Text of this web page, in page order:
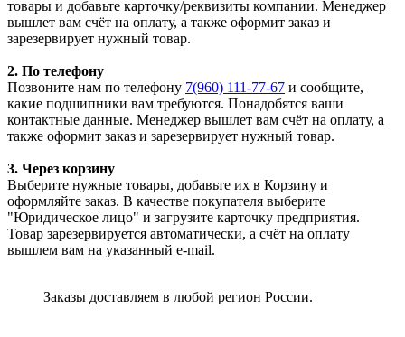
товары и добавьте карточку/реквизиты компании. Менеджер
вышлет вам счёт на оплату, а также оформит заказ и
зарезервирует нужный товар.
2. По телефону
Позвоните нам по телефону 7(960) 111-77-67 и сообщите,
какие подшипники вам требуются. Понадобятся ваши
контактные данные. Менеджер вышлет вам счёт на оплату, а
также оформит заказ и зарезервирует нужный товар.
3. Через корзину
Выберите нужные товары, добавьте их в Корзину и
оформляйте заказ. В качестве покупателя выберите
"Юридическое лицо" и загрузите карточку предприятия.
Товар зарезервируется автоматически, а счёт на оплату
вышлем вам на указанный e-mail.
Заказы доставляем в любой регион России.